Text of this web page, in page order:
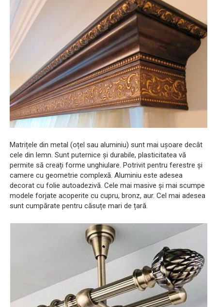
Matrițele din metal (oțel sau aluminiu) sunt mai ușoare decât
cele din lemn. Sunt puternice și durabile, plasticitatea vă
permite să creați forme unghiulare. Potrivit pentru ferestre și
camere cu geometrie complexă. Aluminiu este adesea
decorat cu folie autoadezivă. Cele mai masive și mai scumpe
modele forjate acoperite cu cupru, bronz, aur. Cel mai adesea
sunt cumpărate pentru căsuțe mari de țară.